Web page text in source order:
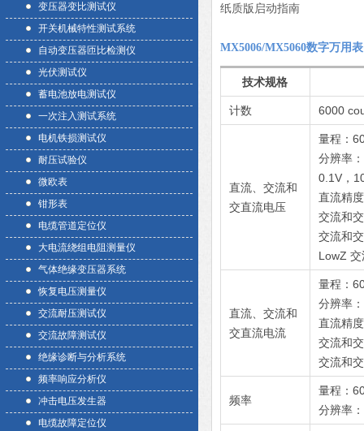
变压器变比测试仪
开关机械特性测试系统
自动变压器匝比检测仪
光伏测试仪
蓄电池放电测试仪
一次注入测试系统
电机铁损测试仪
耐压试验仪
微欧表
钳形表
电缆管道定位仪
大电流绕组电阻测量仪
气体绝缘变压器系统
恢复电压测量仪
交流耐压测试仪
交流故障测试仪
绝缘诊断与分析系统
频率响应分析仪
冲击电压发生器
电缆故障定位仪
纸质版启动指南
MX5006/MX5060数字万用
技术规格
计数 6000
直流、交流和
交直流电压
量程：
分辨率
0.1V，
直流精
交流和
交流和
LowZ
直流、交流和
交直流电流
量程：
分辨率
直流精
交流和
交流和
频率
量程：
分辨率